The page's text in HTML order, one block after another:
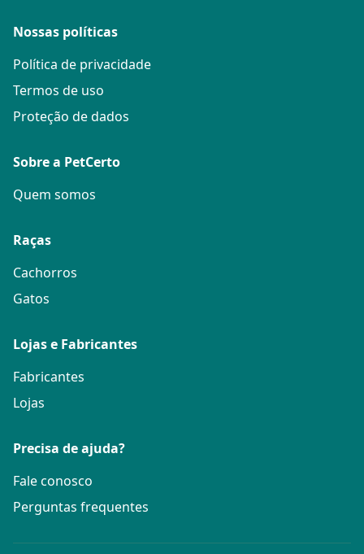
Nossas políticas
Política de privacidade
Termos de uso
Proteção de dados
Sobre a PetCerto
Quem somos
Raças
Cachorros
Gatos
Lojas e Fabricantes
Fabricantes
Lojas
Precisa de ajuda?
Fale conosco
Perguntas frequentes